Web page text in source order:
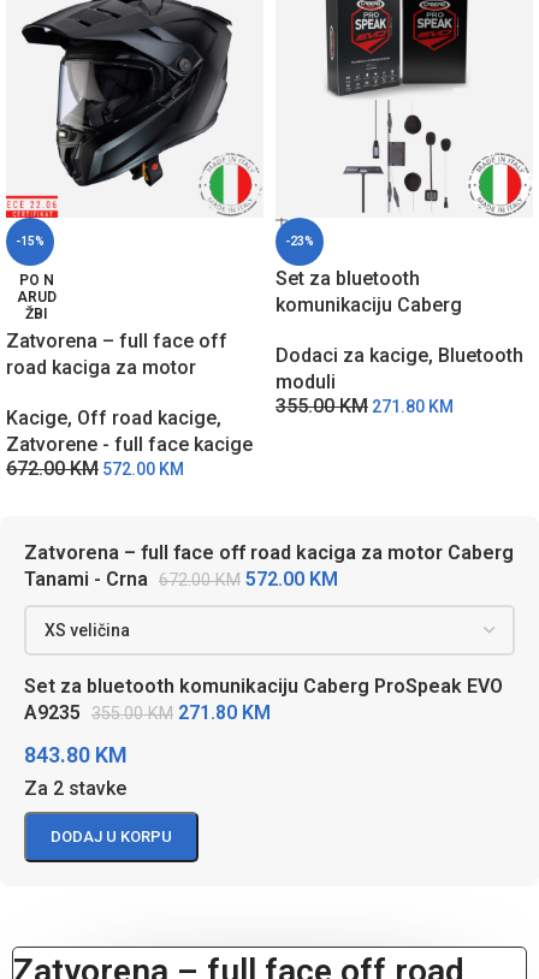
-15%
PO N
ARUD
ŽBI
Zatvorena – full face off
road kaciga za motor
Kacige, Off road kacige,
Zatvorene - full face kacige
672.00KM 572.00 KM
-23%
Set za bluetooth
komunikaciju Caberg
Dodaci za kacige, Bluetooth
moduli
355.00KM 271.80 KM
Zatvorena – full face off road kaciga za motor Caberg
Tanami - Crna 672.00KM 572.00 KM
Set za bluetooth komunikaciju Caberg ProSpeak EVO
A9235 355.00KM 271.80 KM
843.80 KM
Za 2 stavke
DODAJ U KORPU